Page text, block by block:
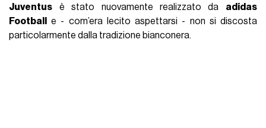
Juventus è stato nuovamente realizzato da adidas
Football
e - com’era lecito aspettarsi - non si discosta
particolarmente dalla tradizione bianconera.